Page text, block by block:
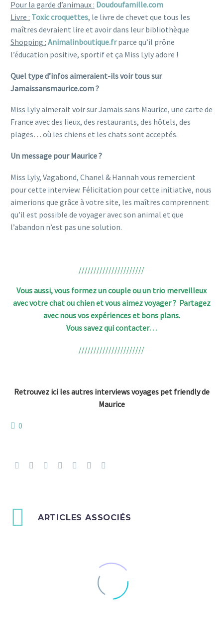
Pour la garde d’animaux : Doudoufamille.com
Livre : Toxic croquettes, le livre de chevet que tous les
maîtres devraient lire et avoir dans leur bibliothèque
Shopping : Animalinboutique.frparce qu’il prône
l’éducation positive, sportif et ça Miss Lyly adore !
Quel type d’infos aimeraient-ils voir tous sur
Jamaissansmaurice.com ?
Miss Lyly aimerait voir sur Jamais sans Maurice, une carte de
France avec des lieux, des restaurants, des hôtels, des
plages… où les chiens et les chats sont acceptés.
Un message pour Maurice ?
Miss Lyly, Vagabond, Chanel & Hannah vous remercient
pour cette interview. Félicitation pour cette initiative, nous
aimerions que grâce à votre site, les maîtres comprennent
qu’il est possible de voyager avec son animal et que
l’abandon n’est pas une solution.
//////////////////////
Vous aussi, vous formez un couple ou un trio merveilleux
avec votre chat ou chien et vous aimez voyager ? Partagez
avec nous vos expériences et bons plans.
Vous savezqui contacter…
//////////////////////
Retrouvez ici les autres interviews voyages pet friendly de
Maurice
0
ARTICLES ASSOCIÉS